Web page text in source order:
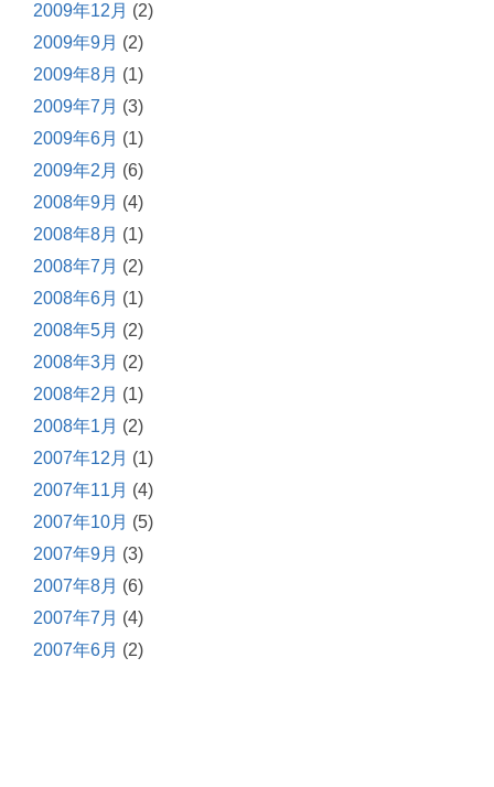
2009年12月 (2)
2009年9月 (2)
2009年8月 (1)
2009年7月 (3)
2009年6月 (1)
2009年2月 (6)
2008年9月 (4)
2008年8月 (1)
2008年7月 (2)
2008年6月 (1)
2008年5月 (2)
2008年3月 (2)
2008年2月 (1)
2008年1月 (2)
2007年12月 (1)
2007年11月 (4)
2007年10月 (5)
2007年9月 (3)
2007年8月 (6)
2007年7月 (4)
2007年6月 (2)